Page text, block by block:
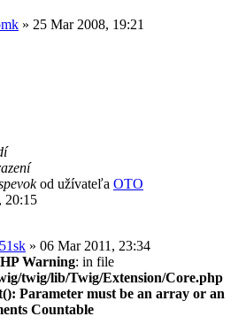
» 25 Mar 2008, 19:21
od užívateľa OTO
20:15
» 06 Mar 2011, 23:34
Warning: in file
twig/lib/Twig/Extension/Core.php
Parameter must be an array or an
Countable